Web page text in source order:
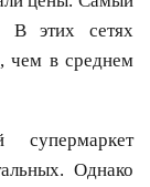
В этих сетях
чем в среднем
Однако